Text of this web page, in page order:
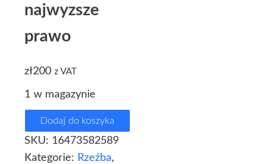
najwyzsze
prawo
zł200 z VAT
1 w magazynie
Dodaj do koszyka
SKU: 16473582589
Kategorie: Rzeźba,